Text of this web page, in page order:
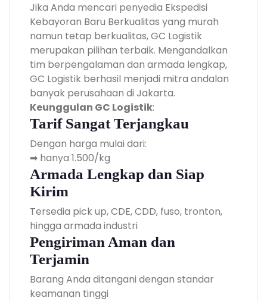
Jika Anda mencari penyedia Ekspedisi
Kebayoran Baru Berkualitas yang murah
namun tetap berkualitas, GC Logistik
merupakan pilihan terbaik. Mengandalkan
tim berpengalaman dan armada lengkap,
GC Logistik berhasil menjadi mitra andalan
banyak perusahaan di Jakarta.
Keunggulan GC Logistik:
Tarif Sangat Terjangkau
Dengan harga mulai dari:
➡ hanya 1.500/kg
Armada Lengkap dan Siap
Kirim
Tersedia pick up, CDE, CDD, fuso, tronton,
hingga armada industri
Pengiriman Aman dan
Terjamin
Barang Anda ditangani dengan standar
keamanan tinggi